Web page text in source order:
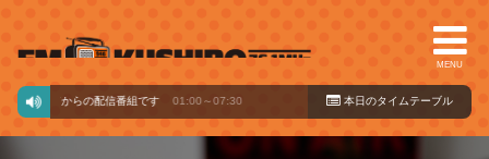
MENU
バードからの配信番組です 01:00～07:30 本日のタイ ムテーブル